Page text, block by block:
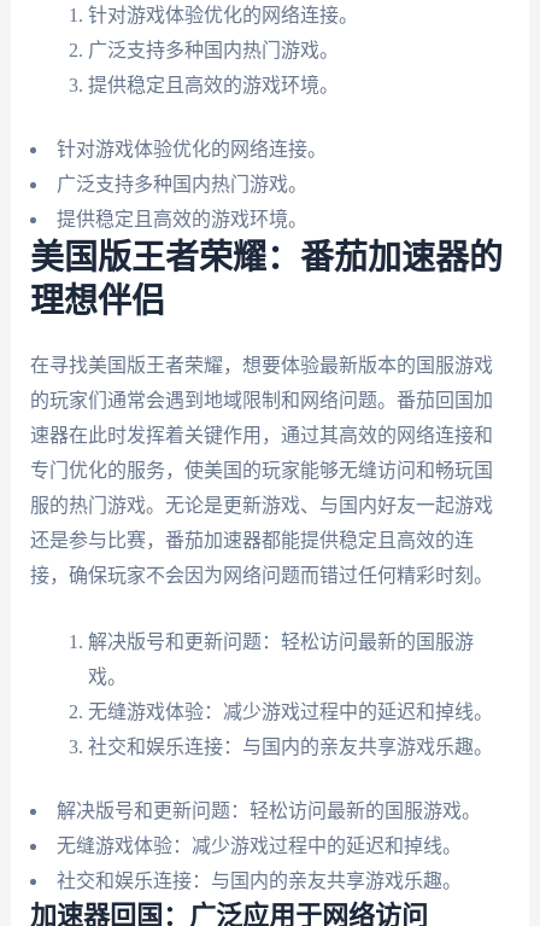
针对游戏体验优化的网络连接。
广泛支持多种国内热门游戏。
提供稳定且高效的游戏环境。
针对游戏体验优化的网络连接。
广泛支持多种国内热门游戏。
提供稳定且高效的游戏环境。
美国版王者荣耀：番茄加速器的
理想伴侣
在寻找美国版王者荣耀，想要体验最新版本的国服游戏
的玩家们通常会遇到地域限制和网络问题。番茄回国加
速器在此时发挥着关键作用，通过其高效的网络连接和
专门优化的服务，使美国的玩家能够无缝访问和畅玩国
服的热门游戏。无论是更新游戏、与国内好友一起游戏
还是参与比赛，番茄加速器都能提供稳定且高效的连
接，确保玩家不会因为网络问题而错过任何精彩时刻。
解决版号和更新问题：轻松访问最新的国服游
戏。
无缝游戏体验：减少游戏过程中的延迟和掉线。
社交和娱乐连接：与国内的亲友共享游戏乐趣。
解决版号和更新问题：轻松访问最新的国服游戏。
无缝游戏体验：减少游戏过程中的延迟和掉线。
社交和娱乐连接：与国内的亲友共享游戏乐趣。
加速器回国：广泛应用于网络访问